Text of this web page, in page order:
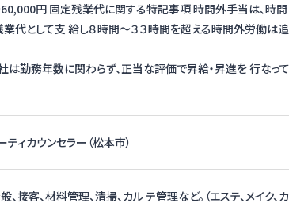
60,000円 固定残業代に関する特記事項 時間外手当は、時間
代として支 給し８時間～３３時間を超える時間外労働は追
は勤務年数に関わらず、正当な評価で昇給・昇進を 行なって
ィカウンセラー（松本市）
客、材料管理、清掃、カル テ管理など。（エステ、メイク、カ